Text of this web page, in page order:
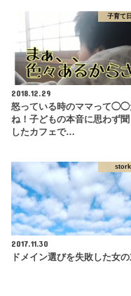
子育て
2018.12.29
怒っている時のママって◯◯
ね！子どもの本音に思わず
したカフェで…
stork
2017.11.30
ドメイン選びを失敗した女